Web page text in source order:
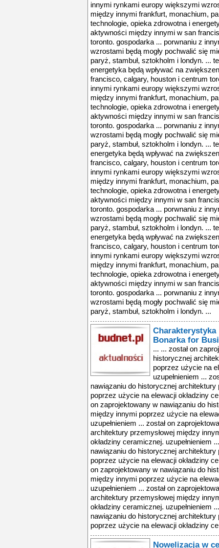
innymi rynkami europy większymi
między innymi frankfurt, monachium,
technologie, opieka zdrowotna i
aktywności między innymi w san
toronto. gospodarka ... porwnaniu z
wzrostami będą mogły pochwalić się
paryż, stambuł, sztokholm i londyn. ...
energetyka będą wpływać na
francisco, calgary, houston i centrum
innymi rynkami europy większymi
między innymi frankfurt, monachium,
technologie, opieka zdrowotna i
aktywności między innymi w san
toronto. gospodarka ... porwnaniu z
wzrostami będą mogły pochwalić się
paryż, stambuł, sztokholm i londyn. ...
energetyka będą wpływać na
francisco, calgary, houston i centrum
innymi rynkami europy większymi
między innymi frankfurt, monachium,
technologie, opieka zdrowotna i
aktywności między innymi w san
toronto. gospodarka ... porwnaniu z
wzrostami będą mogły pochwalić się
paryż, stambuł, sztokholm i londyn. ...
energetyka będą wpływać na
francisco, calgary, houston i centrum
innymi rynkami europy większymi
między innymi frankfurt, monachium,
technologie, opieka zdrowotna i
aktywności między innymi w san
toronto. gospodarka ... porwnaniu z
wzrostami będą mogły pochwalić się
paryż, stambuł, sztokholm i londyn. ...
Bonarka for
... ... został on
historycznej
poprzez użycie na
uzupełnieniem ...
nawiązaniu do historycznej
poprzez użycie na elewacji okładziny
on zaprojektowany w nawiązaniu do
między innymi poprzez użycie na
uzupełnieniem ... został on
architektury przemysłowej między
okładziny ceramicznej. uzupełnieniem
nawiązaniu do historycznej
poprzez użycie na elewacji okładziny
on zaprojektowany w nawiązaniu do
między innymi poprzez użycie na
uzupełnieniem ... został on
architektury przemysłowej między
okładziny ceramicznej. uzupełnieniem
nawiązaniu do historycznej
poprzez użycie na elewacji okładziny
Nowelizacja w